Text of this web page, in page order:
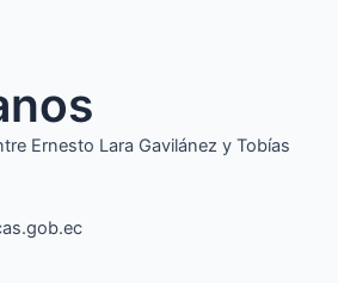
Ernesto Lara Gavilánez y Tobías